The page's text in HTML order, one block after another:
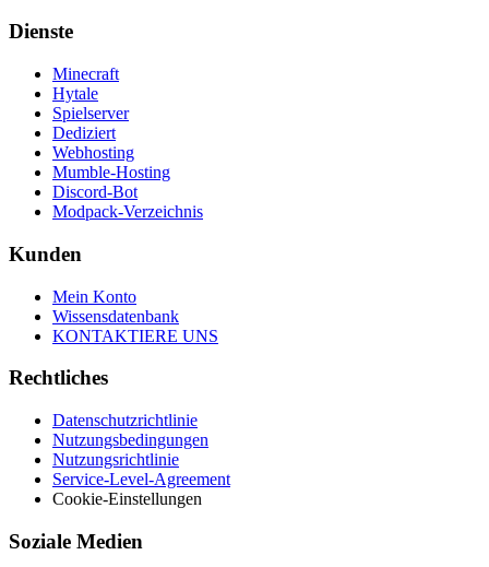
Dienste
Minecraft
Hytale
Spielserver
Dediziert
Webhosting
Mumble-Hosting
Discord-Bot
Modpack-Verzeichnis
Kunden
Mein Konto
Wissensdatenbank
KONTAKTIERE UNS
Rechtliches
Datenschutzrichtlinie
Nutzungsbedingungen
Nutzungsrichtlinie
Service-Level-Agreement
Cookie-Einstellungen
Soziale Medien